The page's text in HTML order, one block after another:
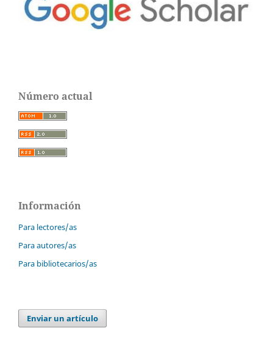
Número actual
Información
Para lectores/as
Para autores/as
Para bibliotecarios/as
Enviar un artículo